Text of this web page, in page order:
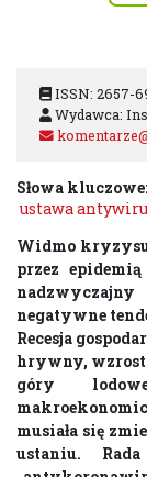
ISSN: 2657-
Wydawca:
Słowa kluczowe:
ustawa
Widmo kryzysu
przez
negatywne
Recesja
hrywny, wzrost
góry
musiała się
ustaniu.